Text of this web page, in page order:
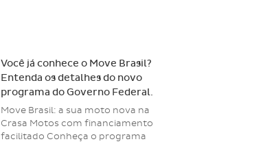
Você já conhece o Move Brasil?
Entenda os detalhes do novo
programa do Governo Federal.
Move Brasil: a sua moto nova na
Crasa Motos com financiamento
facilitado Conheça o programa